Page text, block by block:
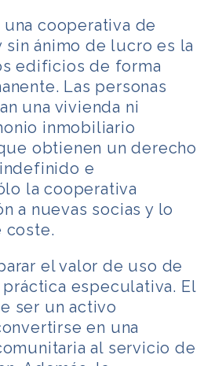
cooperativa de
sin ánimo de lucro es la
edificios de forma
Las personas
una vivienda ni
inmobiliario
obtienen un derecho
e
la cooperativa
a nuevas socias y lo
coste.
el valor de uso de
especulativa. El
ser un activo
en una
al servicio de